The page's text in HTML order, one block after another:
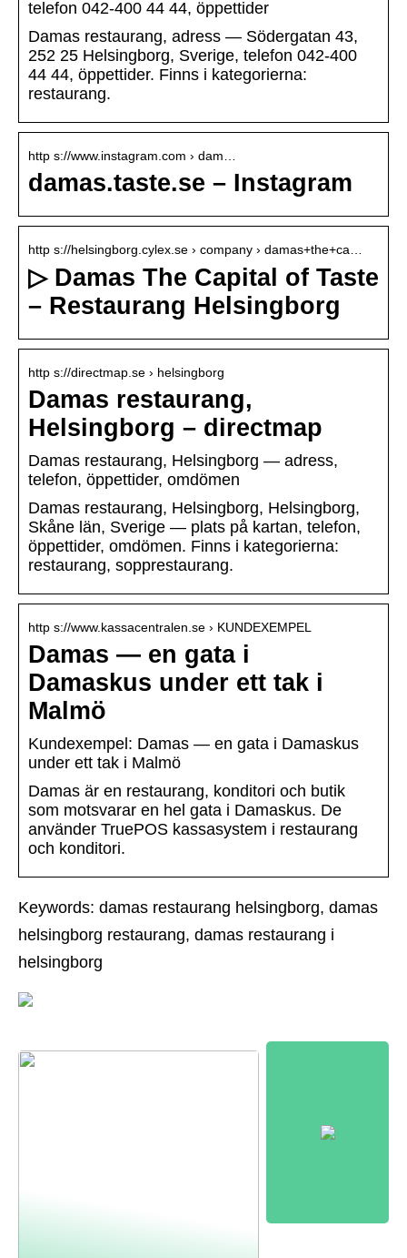
telefon 042-400 44 44, öppettider
Damas restaurang, adress — Södergatan 43,
252 25 Helsingborg, Sverige, telefon 042-400
44 44, öppettider. Finns i kategorierna:
restaurang.
http s://www.instagram.com › dam…
damas.taste.se – Instagram
http s://helsingborg.cylex.se › company › damas+the+ca…
▷ Damas The Capital of Taste
– Restaurang Helsingborg
http s://directmap.se › helsingborg
Damas restaurang,
Helsingborg – directmap
Damas restaurang, Helsingborg — adress,
telefon, öppettider, omdömen
Damas restaurang, Helsingborg, Helsingborg,
Skåne län, Sverige — plats på kartan, telefon,
öppettider, omdömen. Finns i kategorierna:
restaurang, sopprestaurang.
http s://www.kassacentralen.se › KUNDEXEMPEL
Damas — en gata i
Damaskus under ett tak i
Malmö
Kundexempel: Damas — en gata i Damaskus
under ett tak i Malmö
Damas är en restaurang, konditori och butik
som motsvarar en hel gata i Damaskus. De
använder TruePOS kassasystem i restaurang
och konditori.
Keywords: damas restaurang helsingborg, damas
helsingborg restaurang, damas restaurang i
helsingborg